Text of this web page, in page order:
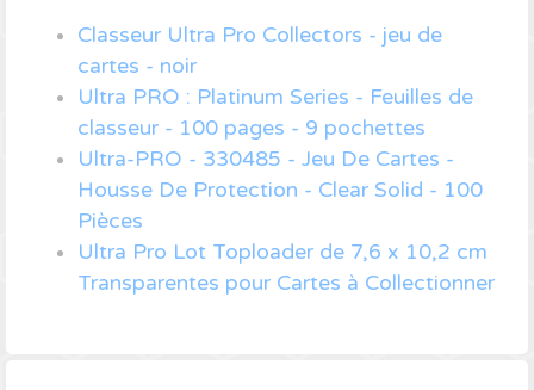
Classeur Ultra Pro Collectors - jeu de
cartes - noir
Ultra PRO : Platinum Series - Feuilles de
classeur - 100 pages - 9 pochettes
Ultra-PRO - 330485 - Jeu De Cartes -
Housse De Protection - Clear Solid - 100
Pièces
Ultra Pro Lot Toploader de 7,6 x 10,2 cm
Transparentes pour Cartes à Collectionner